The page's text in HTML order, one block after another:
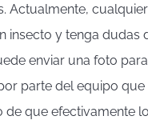
Actualmente,
insecto y tenga dudas
enviar una foto
parte del equipo
de que efectivamente